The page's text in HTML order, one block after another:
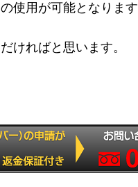
使用が可能となりま
ければと思います。